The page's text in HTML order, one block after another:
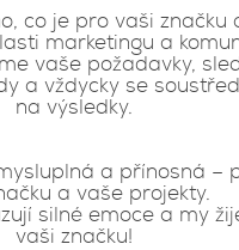
co je pro vaši značku
marketingu a
vaše požadavky,
a vždycky se
na výsledky.
a přínosná –
a vaše projekty.
silné emoce a my
vaši značku!